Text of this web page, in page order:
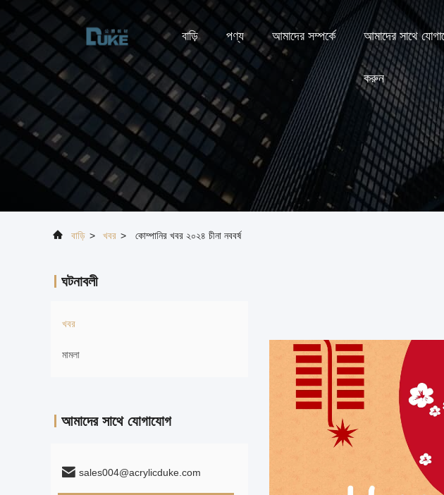
বাড়ি পণ্য আমাদের সম্পর্কে আমাদের সাথে
করুন
বাড়ি > খবর > কোম্পানির খবর ২০২৪ চীনা নববর্ষ
ঘটনাবলী
খবর
মামলা
আমাদের সাথে যোগাযোগ
sales004@acrylicduke.com